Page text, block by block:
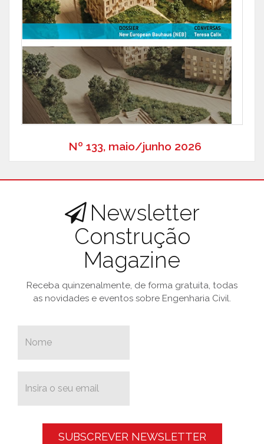
Nº 133, maio/junho 2026
Newsletter
Construção
Magazine
Receba quinzenalmente, de forma gratuita, todas
as novidades e eventos sobre Engenharia Civil.
SUBSCREVER NEWSLETTER